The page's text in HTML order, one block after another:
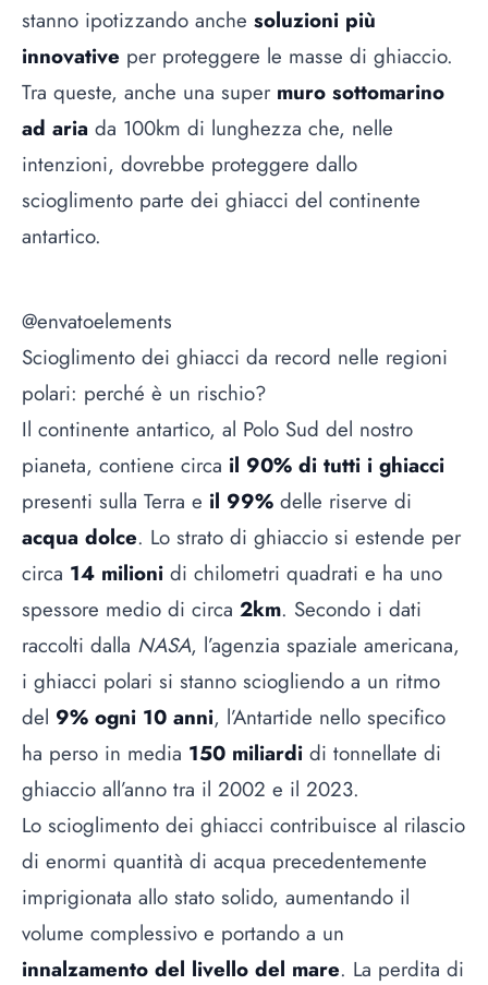
stanno ipotizzando anche soluzioni più
innovative per proteggere le masse di ghiaccio.
Tra queste, anche una super muro sottomarino
ad aria da 100km di lunghezza che, nelle
intenzioni, dovrebbe proteggere dallo
scioglimento parte dei ghiacci del continente
antartico.
@envatoelements
Scioglimento dei ghiacci da record nelle regioni
polari: perché è un rischio?
Il continente antartico, al Polo Sud del nostro
pianeta, contiene circa il 90% di tutti i ghiacci
presenti sulla Terra e il 99% delle riserve di
acqua dolce. Lo strato di ghiaccio si estende per
circa 14 milioni di chilometri quadrati e ha uno
spessore medio di circa 2km. Secondo i dati
raccolti dalla NASA, l’agenzia spaziale americana,
i ghiacci polari si stanno sciogliendo a un ritmo
del 9% ogni 10 anni, l’Antartide nello specifico
ha perso in media 150 miliardi di tonnellate di
ghiaccio all’anno tra il 2002 e il 2023.
Lo scioglimento dei ghiacci contribuisce al rilascio
di enormi quantità di acqua precedentemente
imprigionata allo stato solido, aumentando il
volume complessivo e portando a un
innalzamento del livello del mare. La perdita di